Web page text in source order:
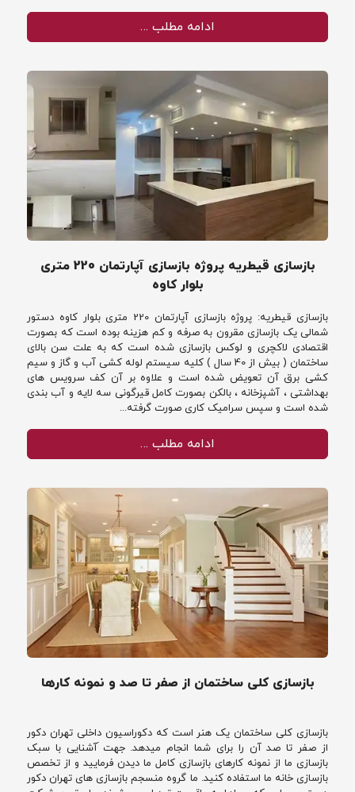
ادامه مطلب …
بازسازی قیطریه پروژه بازسازی آپارتمان 220 متری
بلوار کاوه
بازسازی قیطریه: پروژه بازسازی آپارتمان 220 متری بلوار کاوه دستور
شمالی یک بازسازی مقرون به صرفه و کم هزینه بوده است که بصورت
اقتصادی لاکچری و لوکس بازسازی شده است که به علت سن بالای
ساختمان ( بیش از 40 سال ) کلیه سیستم لوله کشی آب و گاز و سیم
کشی برق آن تعویض شده است و علاوه بر آن کف سرویس های
بهداشتی ، آشپزخانه ، بالکن بصورت کامل قیرگونی سه لایه و آب بندی
شده است و سپس سرامیک کاری صورت گرفته...
ادامه مطلب …
بازسازی کلی ساختمان از صفر تا صد و نمونه کارها
بازسازی کلی ساختمان یک هنر است که دکوراسیون داخلی تهران دکور
از صفر تا صد آن را برای شما انجام میدهد. جهت َآشنایی با سبک
بازسازی ما از نمونه کارهای بازسازی کامل ما دیدن فرمایید و از تخصص
بازسازی خانه ما استفاده کنید. ما گروه منسجم بازسازی های تهران دکور